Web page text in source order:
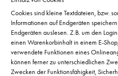
Cookies sind kleine Textdateien, bzw.
Informationen auf Endgeräten
Endgeräten auslesen. Z.B. um den
einen Warenkorbinhalt in einem E-
verwendete Funktionen eines
können ferner zu unterschiedlichen
Zwecken der Funktionsfähigkeit,